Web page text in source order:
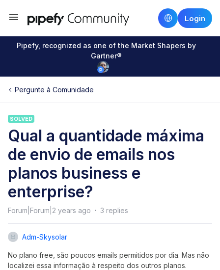
Login
Pipefy, recognized as one of the Market Shapers by
Gartner®
Pergunte à Comunidade
SOLVED
Qual a quantidade máxima
de envio de emails nos
planos business e
enterprise?
Forum|Forum|2 years ago 3 replies
Adm-Skysolar
No plano free, são poucos emails permitidos por dia. Mas não
localizei essa informação à respeito dos outros planos.